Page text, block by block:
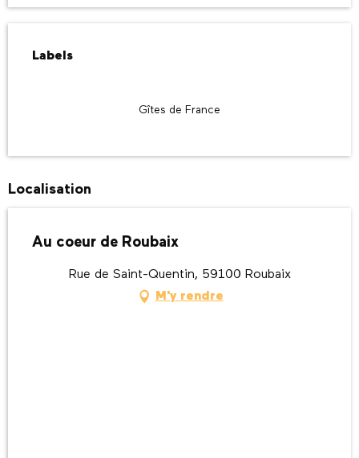
Labels
Labels
Gîtes de France
Localisation
Au coeur de Roubaix
Rue de Saint-Quentin, 59100 Roubaix
M'y rendre